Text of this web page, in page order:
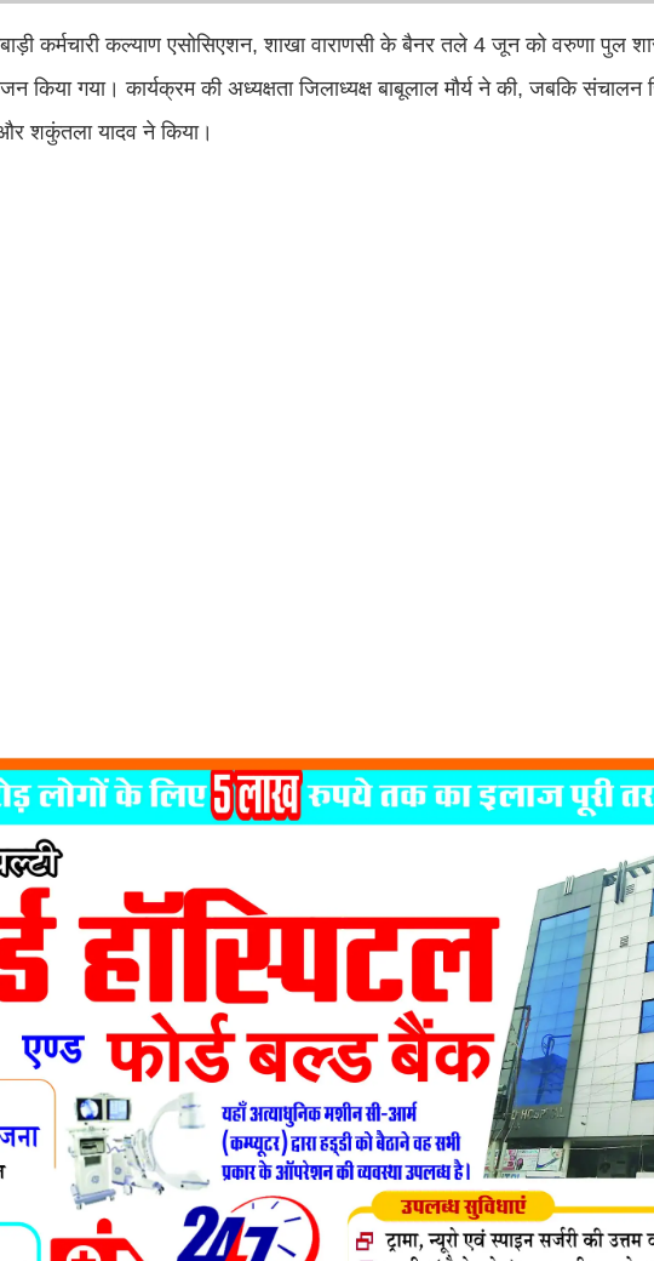
कर्मचारी कल्याण एसोसिएशन, शाखा वाराणसी के बैनर तले 4 जून को वरुणा पुल
गया। कार्यक्रम की अध्यक्षता जिलाध्यक्ष बाबूलाल मौर्य ने की, जबकि संचालन
और शकुंतला यादव ने किया।